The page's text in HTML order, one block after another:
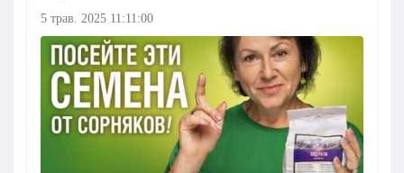
5 трав. 2025 11:11:00